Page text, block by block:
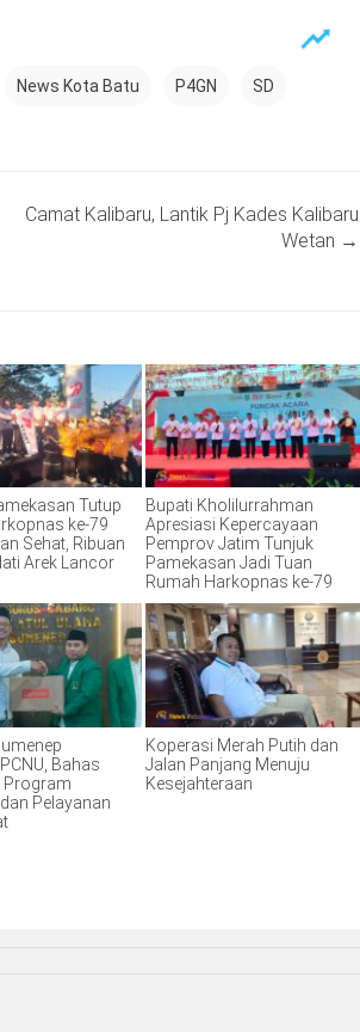
News Kota Batu P4GN SD
Camat Kalibaru, Lantik Pj Kades Kalibaru
Wetan →
Tutup
ke-79
Sehat, Ribuan
Arek Lancor
Bupati Kholilurrahman
Apresiasi Kepercayaan
Pemprov Jatim Tunjuk
Pamekasan Jadi Tuan
Rumah Harkopnas ke-79
Bahas
Program
Pelayanan
Koperasi Merah Putih dan
Jalan Panjang Menuju
Kesejahteraan